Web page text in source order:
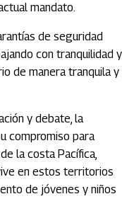
mandato.
de seguridad
con tranquilidad y
de manera tranquila y
y debate, la
compromiso para
la costa Pacífica,
en estos territorios
de jóvenes y niños